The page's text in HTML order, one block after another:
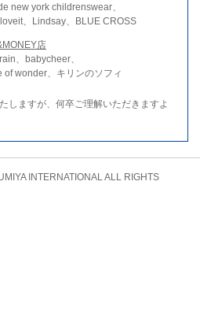
new york childrenswear、
、Lindsay、BLUE CROSS
店
、babycheer、
wonder、キリンのソフィ
しますが、何卒ご理解いただきますよ